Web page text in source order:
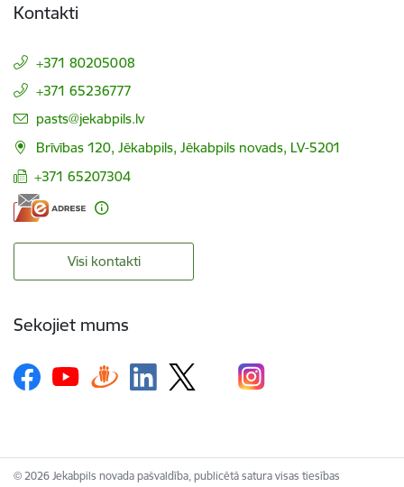
Kontakti
+371 80205008
+371 65236777
E-pasts:
pasts@jekabpils.lv
Brīvības 120, Jēkabpils, Jēkabpils novads, LV-5201
+371 65207304
Visi kontakti
Sekojiet mums
© 2026 Jekabpils novada pašvaldība, publicētā satura visas tiesības